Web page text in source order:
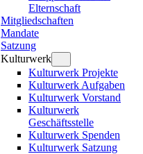
Elternschaft
Mitgliedschaften
Mandate
Satzung
Kulturwerk
Kulturwerk Projekte
Kulturwerk Aufgaben
Kulturwerk Vorstand
Kulturwerk
Geschäftsstelle
Kulturwerk Spenden
Kulturwerk Satzung